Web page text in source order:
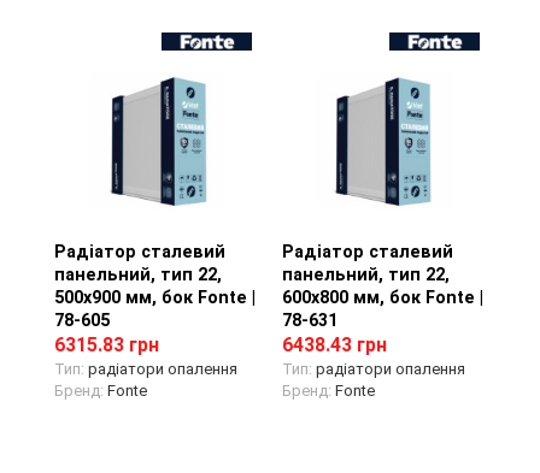
Перегляд товару
Радіатор сталевий
панельний, тип 22,
500х900 мм, бок Fonte |
78-605
6315.83 грн
Тип: радіатори опалення
Бренд: Fonte
Перегляд товару
Радіатор сталевий
панельний, тип 22,
600х800 мм, бок Fonte |
78-631
6438.43 грн
Тип: радіатори опалення
Бренд: Fonte